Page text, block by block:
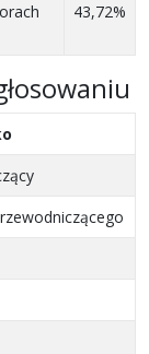
43,72%